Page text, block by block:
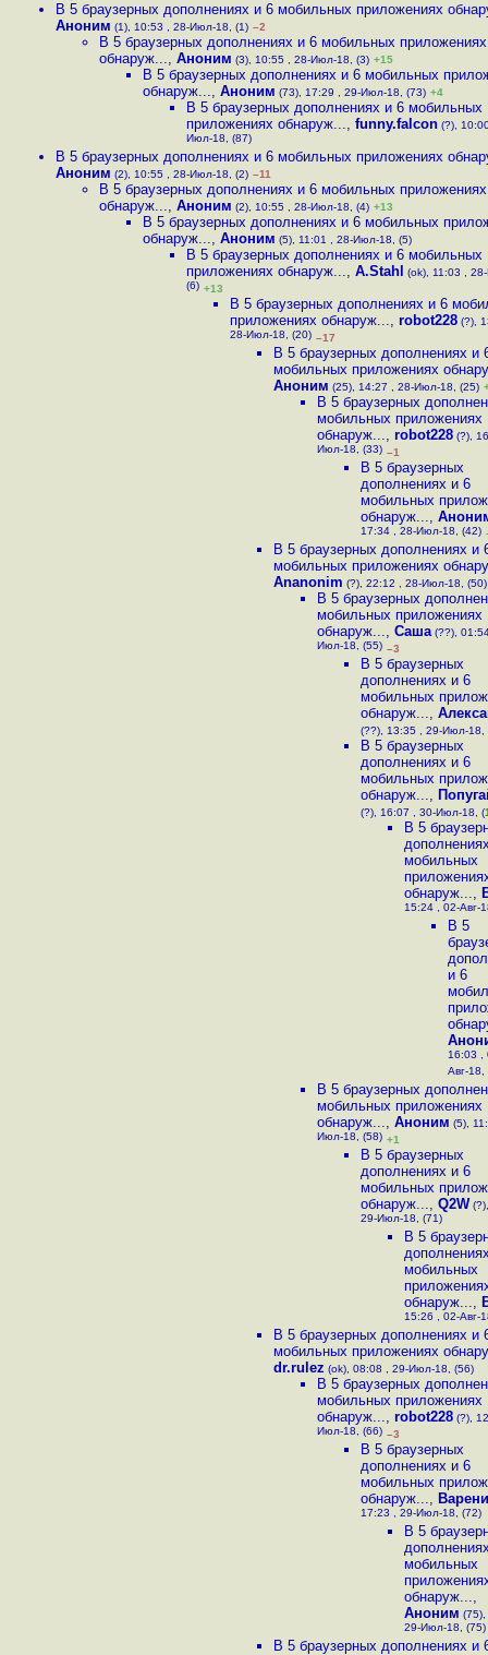
В 5 браузерных дополнениях и 6 мобильных приложениях
Аноним (1), 10:53 , 28-Июл-18, (1) –2
В 5 браузерных дополнениях и 6 мобильных приложениях
обнаруж..., Аноним (3), 10:55 , 28-Июл-18, (3) +15
В 5 браузерных дополнениях и 6 мобильных
обнаруж..., Аноним (73), 17:29 , 29-Июл-18, (73) +4
В 5 браузерных дополнениях и 6 мобильных
приложениях обнаруж..., funny.falcon (?),
Июл-18, (87)
В 5 браузерных дополнениях и 6 мобильных приложениях
Аноним (2), 10:55 , 28-Июл-18, (2) –11
В 5 браузерных дополнениях и 6 мобильных приложениях
обнаруж..., Аноним (2), 10:55 , 28-Июл-18, (4) +13
В 5 браузерных дополнениях и 6 мобильных
обнаруж..., Аноним (5), 11:01 , 28-Июл-18, (5)
В 5 браузерных дополнениях и 6 мобильных
приложениях обнаруж..., A.Stahl (ok), 11:03 ,
(6) +13
В 5 браузерных дополнениях и 6
приложениях обнаруж..., robot228 (?),
28-Июл-18, (20) –17
В 5 браузерных дополнениях и
мобильных приложениях
Аноним (25), 14:27 , 28-Июл-18, (25)
В 5 браузерных
мобильных приложениях
обнаруж..., robot228 (?),
Июл-18, (33) –1
В 5 браузерных
дополнениях и 6
мобильных
обнаруж...,
17:34 , 28-Июл-18, (42)
В 5 браузерных дополнениях и
мобильных приложениях
Ananonim (?), 22:12 , 28-Июл-18, (50)
В 5 браузерных
мобильных приложениях
обнаруж..., Саша (??),
Июл-18, (55) –3
В 5 браузерных
дополнениях и 6
мобильных
обнаруж...,
(??), 13:35 , 29-Июл-18,
В 5 браузерных
дополнениях и 6
мобильных
обнаруж...,
(?), 16:07 , 30-Июл-18, (
В 5
мобильных
обнаруж...,
15:24 , 02-Авг-
В 5
и 6
16:03 ,
Авг-18,
В 5 браузерных
мобильных приложениях
обнаруж..., Аноним (5),
Июл-18, (58) +1
В 5 браузерных
дополнениях и 6
мобильных
обнаруж..., Q2W
29-Июл-18, (71)
В 5
мобильных
обнаруж...,
15:26 , 02-Авг-
В 5 браузерных дополнениях и
мобильных приложениях
dr.rulez (ok), 08:08 , 29-Июл-18, (56)
В 5 браузерных
мобильных приложениях
обнаруж..., robot228 (?),
Июл-18, (66) –3
В 5 браузерных
дополнениях и 6
мобильных
обнаруж...,
17:23 , 29-Июл-18, (72)
В 5
мобильных
обнаруж...,
Аноним
29-Июл-18, (75)
В 5 браузерных дополнениях и